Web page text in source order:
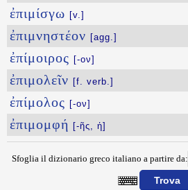
ἐπιμίσγω [v.]
ἐπιμνηστέον [agg.]
ἐπίμοιρος [-ον]
ἐπιμολεῖν [f. verb.]
ἐπίμολος [-ον]
ἐπιμομφή [-ῆς, ἡ]
Sfoglia il dizionario greco italiano a partire da: